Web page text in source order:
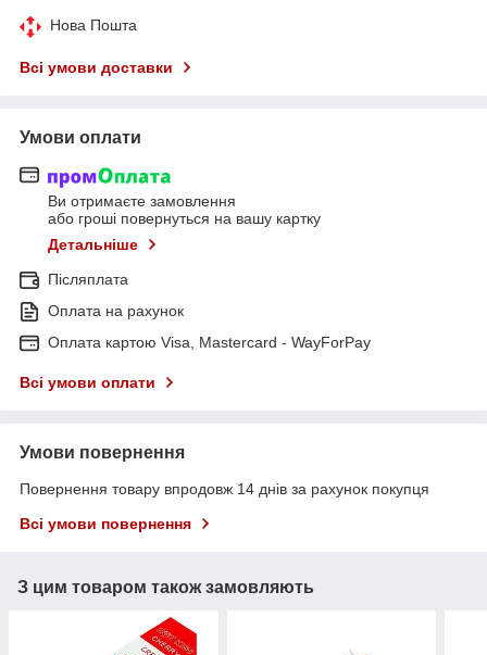
Нова Пошта
Всі умови доставки
Умови оплати
Ви отримаєте замовлення
або гроші повернуться на вашу картку
Детальніше
Післяплата
Оплата на рахунок
Оплата картою Visa, Mastercard - WayForPay
Всі умови оплати
Умови повернення
Повернення товару впродовж 14 днів за рахунок покупця
Всі умови повернення
З цим товаром також замовляють